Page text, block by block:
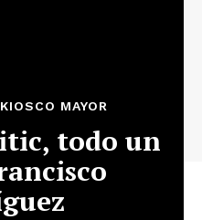
KIOSCO MAYOR
todo un